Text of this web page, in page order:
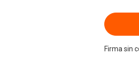
Firma sin